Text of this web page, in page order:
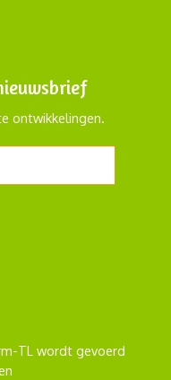
ontwikkelingen.
TL wordt gevoerd